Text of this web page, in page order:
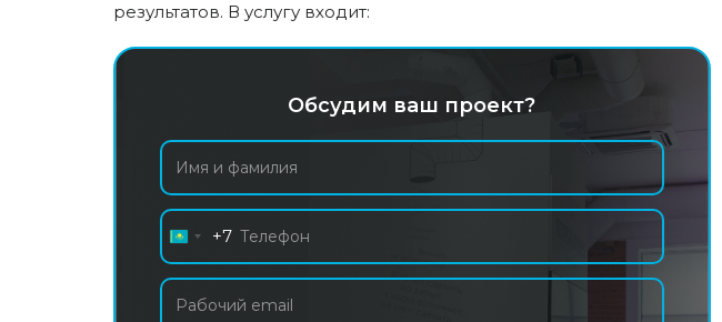
результатов. В услугу входит:
Обсудим ваш проект?
Kazakhstan
+7
+7